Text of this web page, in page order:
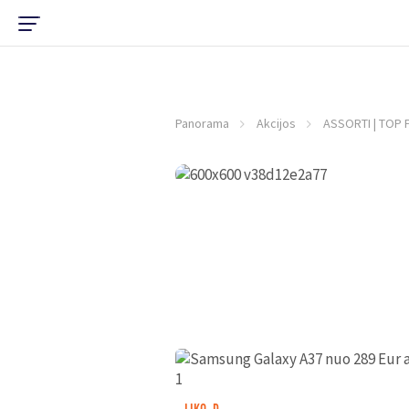
Panorama Akcijos ASSORTI | TOP